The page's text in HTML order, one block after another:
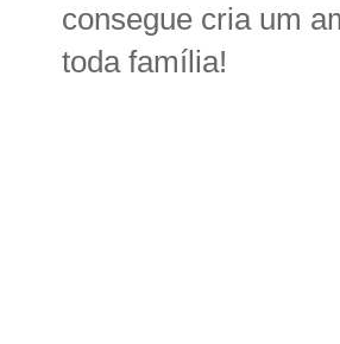
consegue cria um
toda família!